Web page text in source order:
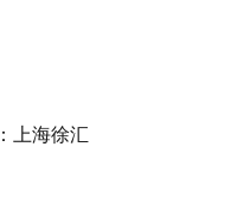
上海徐汇